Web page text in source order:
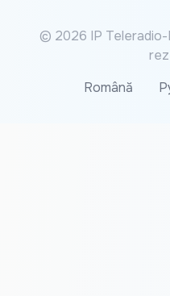
© 2026 IP
Română